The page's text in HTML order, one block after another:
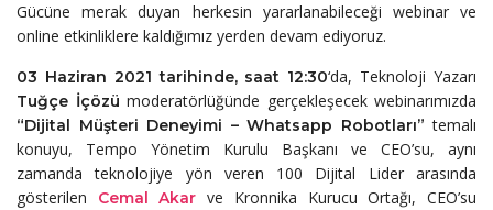
Gücüne merak duyan herkesin yararlanabileceği webinar ve
online etkinliklere kaldığımız yerden devam ediyoruz.
03 Haziran 2021 tarihinde, saat 12:30‘da, Teknoloji Yazarı
Tuğçe İçözü moderatörlüğünde gerçekleşecek webinarımızda
“Dijital Müşteri Deneyimi – Whatsapp Robotları” temalı
konuyu, Tempo Yönetim Kurulu Başkanı ve CEO’su, aynı
zamanda teknolojiye yön veren 100 Dijital Lider arasında
gösterilen Cemal Akar ve Kronnika Kurucu Ortağı, CEO’su